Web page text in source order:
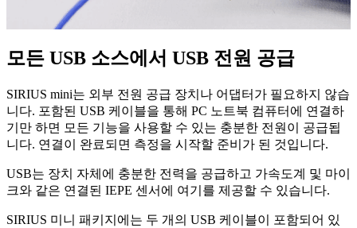
모든 USB 소스에서 USB 전원 공급
SIRIUS mini는 외부 전원 공급 장치나 어댑터가 필요하지 않습
니다. 포함된 USB 케이블을 통해 PC 노트북 컴퓨터에 연결하
기만 하면 모든 기능을 사용할 수 있는 충분한 전원이 공급됩
니다. 연결이 완료되면 측정을 시작할 준비가 된 것입니다.
USB는 장치 자체에 충분한 전력을 공급하고 가속도계 및 마이
크와 같은 연결된 IEPE 센서에 여기를 제공할 수 있습니다.
SIRIUS 미니 패키지에는 두 개의 USB 케이블이 포함되어 있